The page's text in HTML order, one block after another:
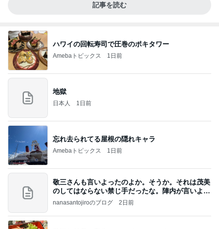
記事を読む
ハワイの回転寿司で圧巻のポキタワー
Amebaトピックス 1日前
地獄
日本人 1日前
忘れ去られてる屋根の隠れキャラ
Amebaトピックス 1日前
敬三さんも言いよったのよか。そうか。それは茂美
のしてはならない禁じ手だったな。陣内が言いよる
のよ
nanasantojiroのブログ 2日前